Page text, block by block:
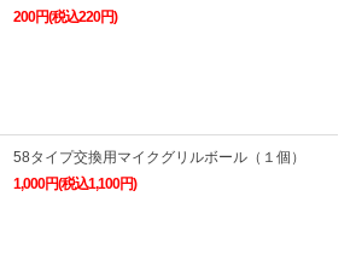
200円(税込220円)
58タイプ交換用マイクグリルボール（１個）
1,000円(税込1,100円)